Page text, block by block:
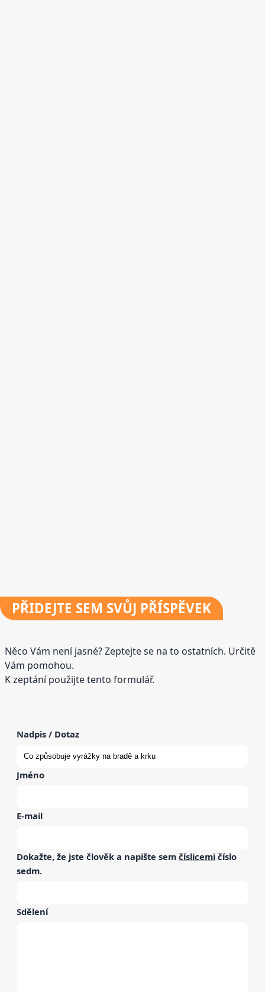
PŘIDEJTE SEM SVŮJ PŘÍSPĚVEK
Něco Vám není jasné? Zeptejte se na to ostatních. Určitě
Vám pomohou.
K zeptání použijte tento formulář.
Nadpis / Dotaz
Jméno
E-mail
Dokažte, že jste člověk a napište sem číslicemi číslo
sedm.
Sdělení